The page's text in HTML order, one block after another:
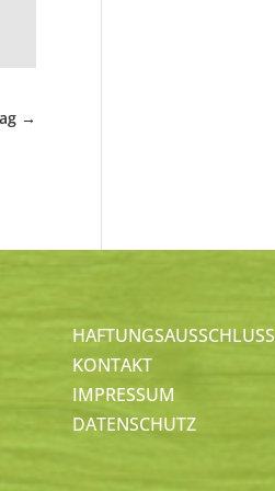
→
HAFTUNGSAUSSCHLUSS
KONTAKT
IMPRESSUM
DATENSCHUTZ